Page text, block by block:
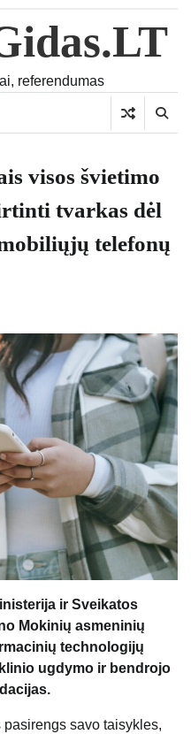
referendumas
visos švietimo
tvarkas dėl
telefonų
ir Sveikatos
Mokinių asmeninių
technologijų
ugdymo ir bendrojo
savo taisykles,